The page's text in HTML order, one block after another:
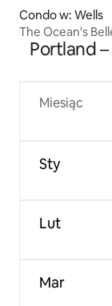
Condo w: Wells
The Ocean's
Portland
Miesiąc
Sty
Lut
Mar